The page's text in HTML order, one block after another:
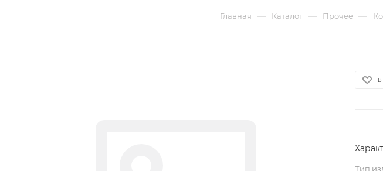
Главная — Каталог — Прочее —
Тип